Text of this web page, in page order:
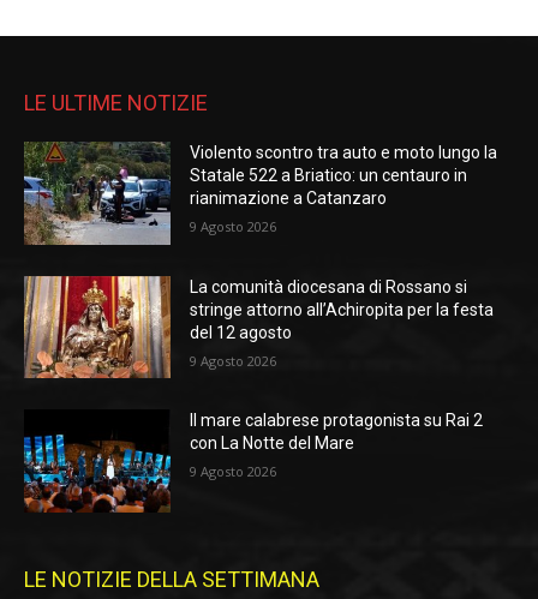
LE ULTIME NOTIZIE
Violento scontro tra auto e moto lungo la
Statale 522 a Briatico: un centauro in
rianimazione a Catanzaro
9 Agosto 2026
La comunità diocesana di Rossano si
stringe attorno all’Achiropita per la festa
del 12 agosto
9 Agosto 2026
Il mare calabrese protagonista su Rai 2
con La Notte del Mare
9 Agosto 2026
LE NOTIZIE DELLA SETTIMANA